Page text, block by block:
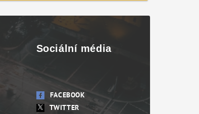
Sociální média
FACEBOOK
TWITTER